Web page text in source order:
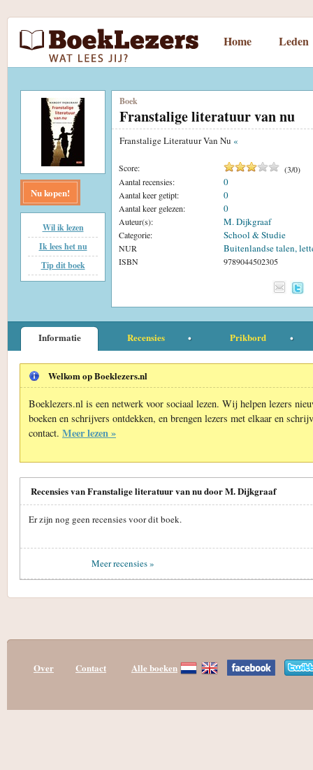
Home Leden
Nu kopen!
Wil ik lezen
Ik lees het nu
Tip dit boek
Boek
Franstalige literatuur van nu
Franstalige Literatuur Van Nu «
Score: (3/0)
Aantal recensies:
0
Aantal keer getipt: 0
Aantal keer gelezen: 0
Auteur(s): M. Dijkgraaf
Categorie: School & Studie
NUR Buitenlandse talen,
ISBN 9789044502305
Informatie Recensies Prikbord
Welkom op Boeklezers.nl
Boeklezers.nl is een netwerk voor sociaal lezen. Wij helpen lezers
boeken en schrijvers ontdekken, en brengen lezers met elkaar en
contact. Meer lezen »
Recensies van Franstalige literatuur van nu door M. Dijkgraaf
Er zijn nog geen recensies voor dit boek.
Meer recensies »
Over Contact Alle boeken